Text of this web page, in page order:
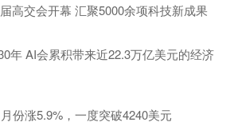
高交会开幕 汇聚5000余项科技新成果
年 AI会累积带来近22.3万亿美元的经济
份涨5.9%，一度突破4240美元